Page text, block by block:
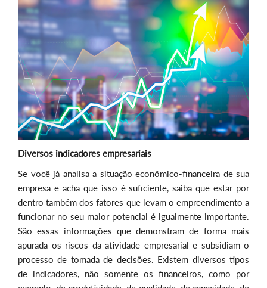
Diversos indicadores empresariais
Se você já analisa a situação econômico-financeira de sua
empresa e acha que isso é suficiente, saiba que estar por
dentro também dos fatores que levam o empreendimento a
funcionar no seu maior potencial é igualmente importante.
São essas informações que demonstram de forma mais
apurada os riscos da atividade empresarial e subsidiam o
processo de tomada de decisões. Existem diversos tipos
de indicadores, não somente os financeiros, como por